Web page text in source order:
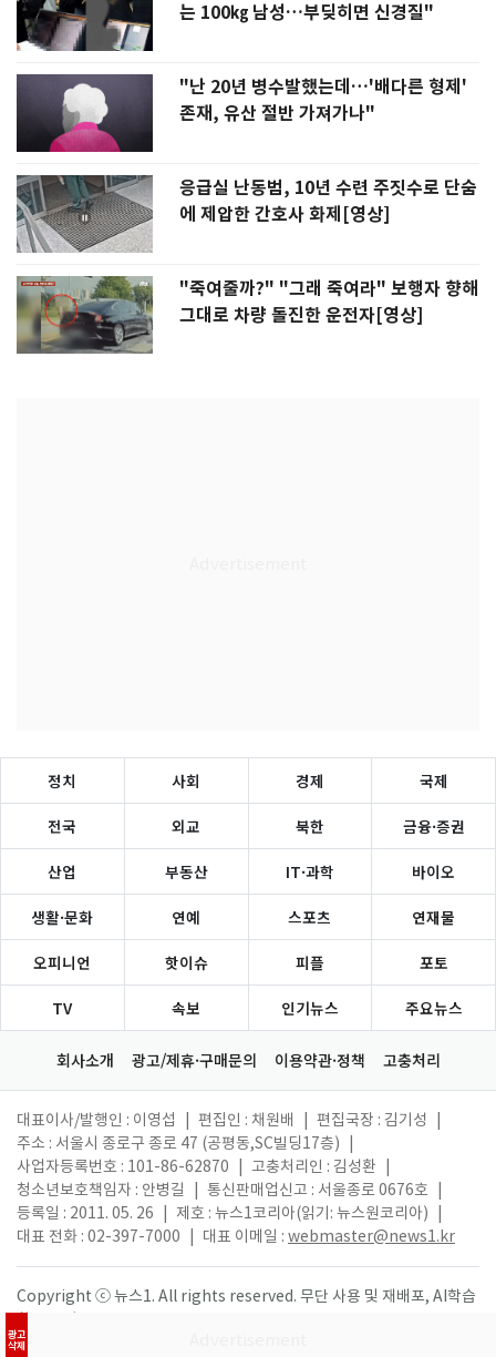
는 100㎏ 남성…부딪히면 신경질"
"난 20년 병수발했는데…'배다른 형제'
존재, 유산 절반 가져가나"
응급실 난동범, 10년 수련 주짓수로 단숨
에 제압한 간호사 화제[영상]
"죽여줄까?" "그래 죽여라" 보행자 향해
그대로 차량 돌진한 운전자[영상]
광고
삭제
정치 사회 경제 국제
전국 외교 북한 금융·증권
산업 부동산 IT·과학 바이오
생활·문화 연예 스포츠 연재물
오피니언 핫이슈 피플 포토
TV 속보 인기뉴스 주요뉴스
회사소개 광고/제휴·구매문의 이용약관·정책 고충처리
대표이사/발행인 : 이영섭 편집인 : 채원배 편집국장 : 김기성
주소 : 서울시 종로구 종로 47 (공평동,SC빌딩17층)
사업자등록번호 : 101-86-62870
고충처리인 : 김성환
청소년보호책임자 : 안병길
통신판매업신고 : 서울종로 0676호
등록일 : 2011. 05. 26
제호 : 뉴스1코리아(읽기: 뉴스원코리아)
대표 전화 : 02-397-7000
대표 이메일 : webmaster@news1.kr
Copyright ⓒ 뉴스1. All rights reserved. 무단 사용 및 재배포, AI학습